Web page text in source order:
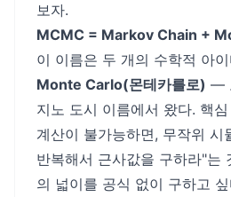
보자.
MCMC = Markov Chain +
이 이름은 두 개의 수학적 아
Monte Carlo(몬테카를로) —
지노 도시 이름에서 왔다. 핵
계산이 불가능하면, 무작위 시
반복해서 근사값을 구하라"는
의 넓이를 공식 없이 구하고